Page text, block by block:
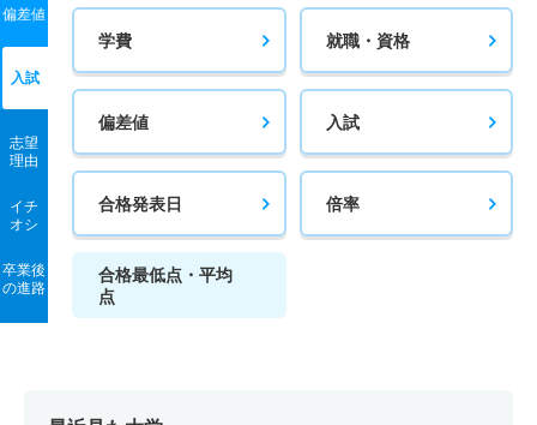
偏差値
入試
志望
理由
イチ
オシ
卒業後
の進路
学費 就職・資格
偏差値 入試
合格発表日 倍率
合格最低点・平均
点